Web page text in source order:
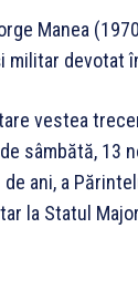
Manea
militar devotat
vestea
sâmbătă, 13
ani, a
la Statul